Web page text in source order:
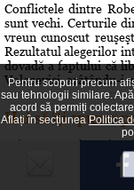
Conflictele dintre
sunt vechi. Certurile
vreun cunoscut
Rezultatul alegerilor
dovadă a faptului că
Volosevici, arâtându-i
Hai să îţi spun o
Prin 1951 Brâncusi
200 de lucrări si
respins oferta. A fost
Pentru scopuri precum
sau tehnologii similare.
acord să permiți
Aflați în secțiuneaPolitica